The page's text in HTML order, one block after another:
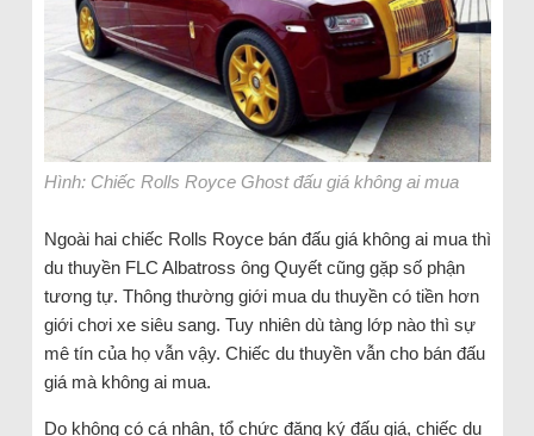
Hình: Chiếc Rolls Royce Ghost đấu giá không ai mua
Ngoài hai chiếc Rolls Royce bán đấu giá không ai mua thì
du thuyền FLC Albatross ông Quyết cũng gặp số phận
tương tự. Thông thường giới mua du thuyền có tiền hơn
giới chơi xe siêu sang. Tuy nhiên dù tàng lớp nào thì sự
mê tín của họ vẫn vậy. Chiếc du thuyền vẫn cho bán đấu
giá mà không ai mua.
Do không có cá nhân, tổ chức đăng ký đấu giá, chiếc du